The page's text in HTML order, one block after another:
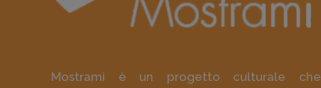
Mostrami è un progetto culturale che